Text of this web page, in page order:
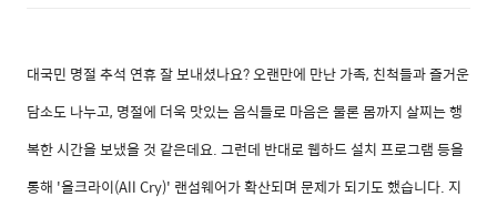
대국민 명절 추석 연휴 잘 보내셨나요? 오랜만에 만난 가족, 친척들과 즐거운
담소도 나누고, 명절에 더욱 맛있는 음식들로 마음은 물론 몸까지 살찌는 행
복한 시간을 보냈을 것 같은데요. 그런데 반대로 웹하드 설치 프로그램 등을
통해 '올크라이(All Cry)' 랜섬웨어가 확산되며 문제가 되기도 했습니다. 지